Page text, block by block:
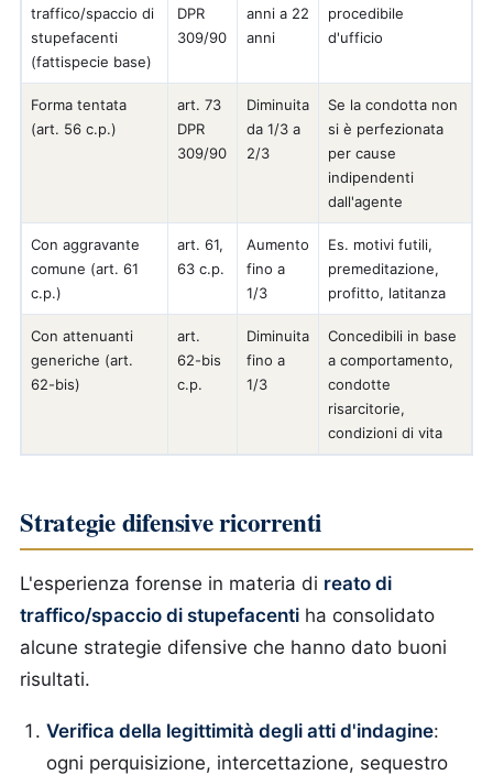
traffico/spaccio di
stupefacenti
(fattispecie base)
DPR
309/90
anni a 22
anni
procedibile
d'ufficio
Forma tentata
(art. 56 c.p.)
art. 73
DPR
309/90
Diminuita
da 1/3 a
2/3
Se la condotta non
si è perfezionata
per cause
indipendenti
dall'agente
Con aggravante
comune (art. 61
c.p.)
art. 61,
63 c.p.
Aumento
fino a
1/3
Es. motivi futili,
premeditazione,
profitto, latitanza
Con attenuanti
generiche (art.
62-bis)
art.
62-bis
c.p.
Diminuita
fino a
1/3
Concedibili in base
a comportamento,
condotte
risarcitorie,
condizioni di vita
Strategie difensive ricorrenti
L'esperienza forense in materia di reato di
traffico/spaccio di stupefacenti ha consolidato
alcune strategie difensive che hanno dato buoni
risultati.
Verifica della legittimità degli atti d'indagine:
ogni perquisizione, intercettazione, sequestro